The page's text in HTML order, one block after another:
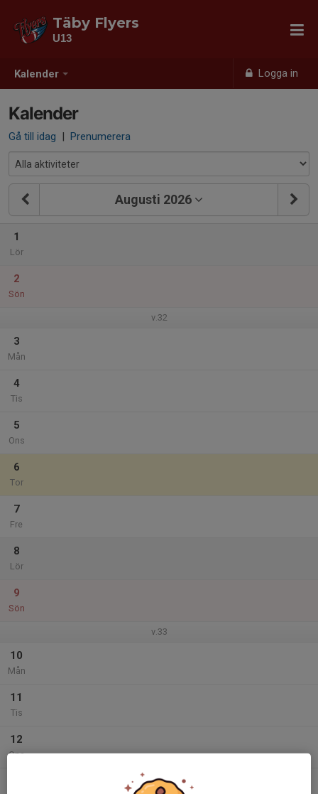
Kalender Logga in
Täby Flyers
U13
Kalender
Gå till idag | Prenumerera
Augusti 2026
1
Lör
2
Sön
v.32
3
Mån
4
Tis
5
Ons
6
Tor
7
Fre
8
Lör
9
Sön
v.33
10
Mån
11
Tis
12
Ons